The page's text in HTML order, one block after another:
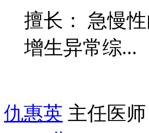
擅长： 急慢
增生异常综...
仇惠英 主任医师